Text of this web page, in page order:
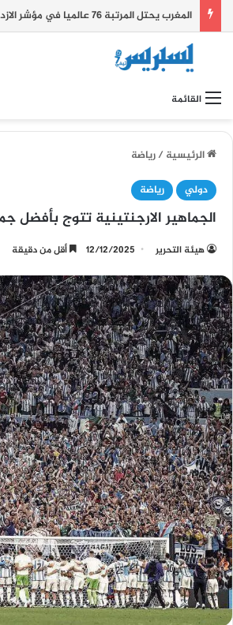
المغرب يحتل المرتبة 76 عالميا في مؤشر الازدهار العالمي.
القائمة
الرئيسية/رياضة
دولي
رياضة
الجماهير الارجنتينية تتوج بأفضل
هيئة التحرير 12/12/2025 أقل من دقيقة